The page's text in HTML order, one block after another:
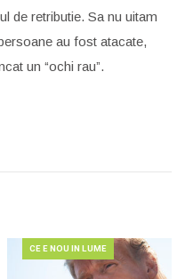
de retributie. Sa nu uitam
au fost atacate,
un “ochi rau”.
CE E NOU IN LUME